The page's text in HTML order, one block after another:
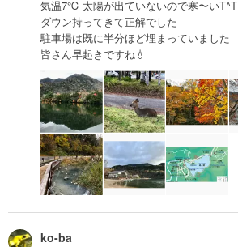
気温7℃ 太陽が出ていないので寒〜いT^T
ダウン持ってきて正解でした
駐車場は既に半分ほど埋まっていました
皆さん早起きですね💧
ko-ba